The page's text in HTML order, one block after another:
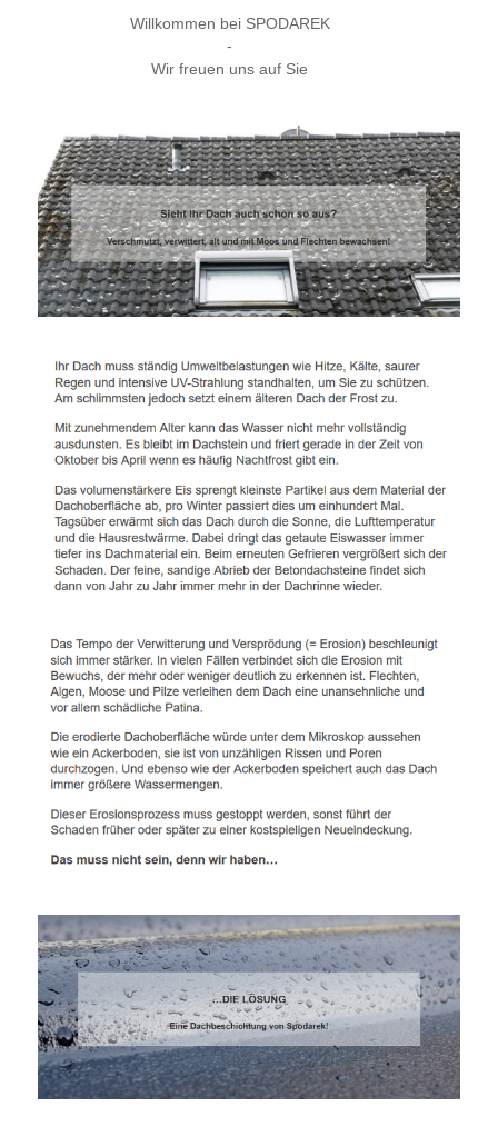
Willkommen bei SPODAREK
-
Wir freuen uns auf Sie